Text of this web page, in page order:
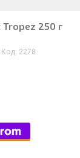
Tropez 250 г
Код: 2278